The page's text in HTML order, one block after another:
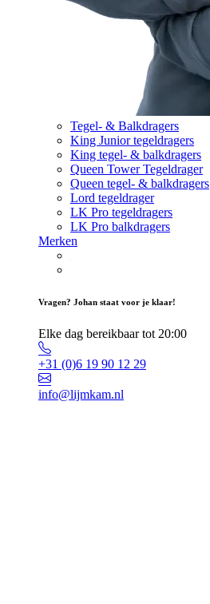
Tegel- & Balkdragers
King Junior tegeldragers
King tegel- & balkdragers
Queen Tower Tegeldrager
Queen tegel- & balkdragers
Lord tegeldrager
LK Pro tegeldragers
LK Pro balkdragers
Merken
Vragen? Johan staat voor je klaar!
Elke dag bereikbaar tot 20:00
+31 (0)6 19 90 12 29
info@lijmkam.nl